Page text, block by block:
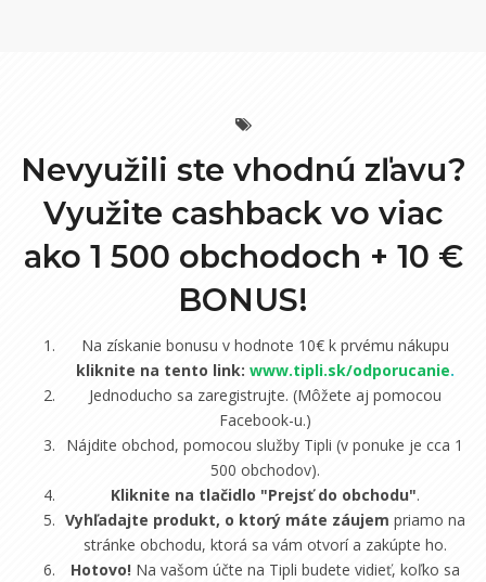
Nevyužili ste vhodnú zľavu?
Využite cashback vo viac
ako 1 500 obchodoch + 10 €
BONUS!
Na získanie bonusu v hodnote 10€ k prvému nákupu
kliknite na tento link: www.tipli.sk/odporucanie.
Jednoducho sa zaregistrujte. (Môžete aj pomocou
Facebook-u.)
Nájdite obchod, pomocou služby Tipli (v ponuke je cca 1
500 obchodov).
Kliknite na tlačidlo "Prejsť do obchodu".
Vyhľadajte produkt, o ktorý máte záujem priamo na
stránke obchodu, ktorá sa vám otvorí a zakúpte ho.
Hotovo!Na vašom účte na Tipli budete vidieť, koľko sa